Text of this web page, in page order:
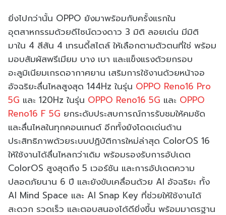
ยิ่งไปกว่านั้น OPPO ยังมาพร้อมกับครั้งแรกใน
อุตสาหกรรมด้วยดีไซน์ดวงดาว 3 มิติ ลอยเด่น มีมิติ
มาใน 4 สีสัน 4 เทรนดี้สไตล์ ให้เลือกตามตัวตนที่ใช่ พร้อม
มอบสัมผัสพรีเมียม บาง เบา และแข็งแรงด้วยกรอบ
อะลูมิเนียมเกรดอากาศยาน เสริมการใช้งานด้วยหน้าจอ
อัจฉริยะลื่นไหลสูงสุด 144Hz ในรุ่น OPPO Reno16 Pro
5G และ 120Hz ในรุ่น OPPO Reno16 5G และ OPPO
Reno16 F 5G ยกระดับประสบการณ์การรับชมให้คมชัด
และลื่นไหลในทุกคอนเทนต์ อีกทั้งยังโดดเด่นด้าน
ประสิทธิภาพด้วยระบบปฏิบัติการใหม่ล่าสุด ColorOS 16
ให้ใช้งานได้ลื่นไหลกว่าเดิม พร้อมรองรับการอัปเดต
ColorOS สูงสุดถึง 5 เวอร์ชัน และการอัปเดตความ
ปลอดภัยนาน 6 ปี และยังขับเคลื่อนด้วย AI อัจฉริยะ ทั้ง
AI Mind Space และ AI Snap Key ที่ช่วยให้ใช้งานได้
สะดวก รวดเร็ว และตอบสนองได้ดียิ่งขึ้น พร้อมมาตรฐาน